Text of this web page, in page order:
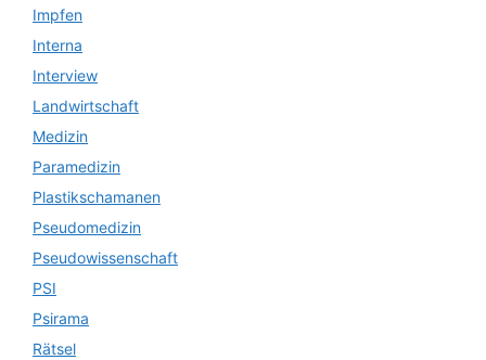
Impfen
Interna
Interview
Landwirtschaft
Medizin
Paramedizin
Plastikschamanen
Pseudomedizin
Pseudowissenschaft
PSI
Psirama
Rätsel